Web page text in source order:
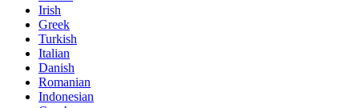
Irish
Greek
Turkish
Italian
Danish
Romanian
Indonesian